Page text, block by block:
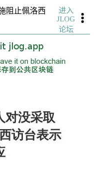
阻止佩洛西
进入
JLOG
论坛